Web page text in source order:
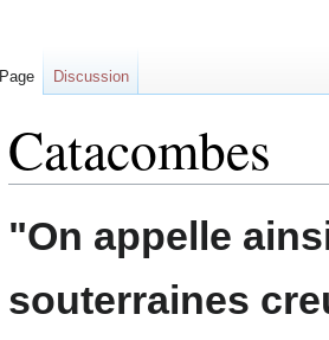
Catacombes
navigation
recherche
"On appelle
souterraines
Page Discussion